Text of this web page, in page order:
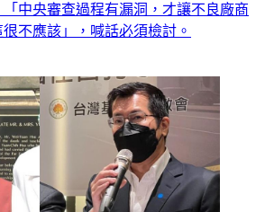
中央審查過程有漏洞，才讓不良廠商
不應該」，喊話必須檢討。